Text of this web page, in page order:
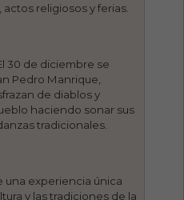
religiosos y ferias.
30 de diciembre se
Pedro Manrique,
de diablos y
haciendo sonar sus
tradicionales.
una experiencia única
y las tradiciones de la